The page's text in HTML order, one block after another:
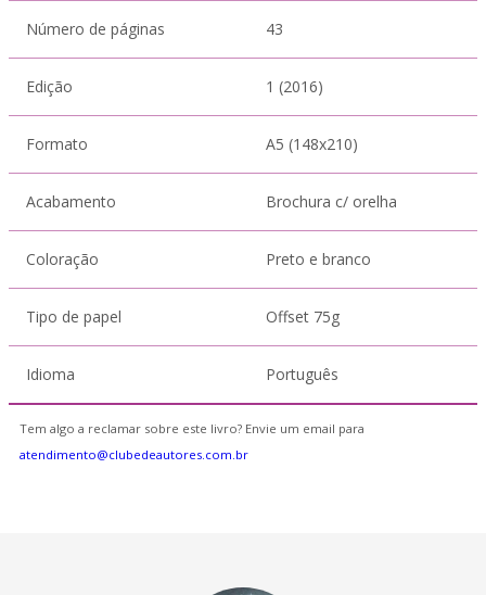
Número de páginas 43
Edição 1 (2016)
Formato A5 (148x210)
Acabamento Brochura c/ orelha
Coloração Preto e branco
Tipo de papel Offset 75g
Idioma Português
Tem algo a reclamar sobre este livro? Envie um email para
atendimento@clubedeautores.com.br